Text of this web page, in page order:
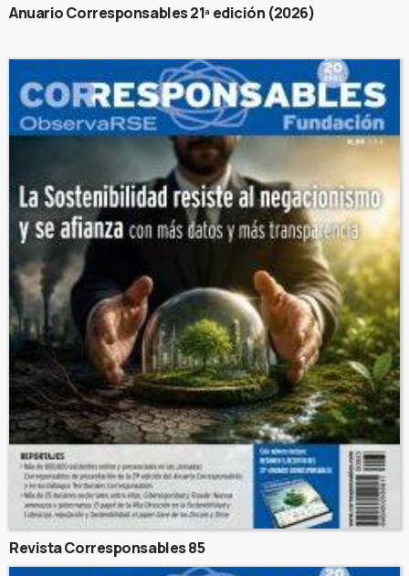
Anuario Corresponsables 21ª edición (2026)
Revista Corresponsables 85